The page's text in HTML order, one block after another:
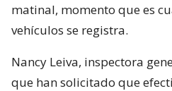
matinal, momento que es
vehículos se registra.
Nancy Leiva, inspectora
que han solicitado que